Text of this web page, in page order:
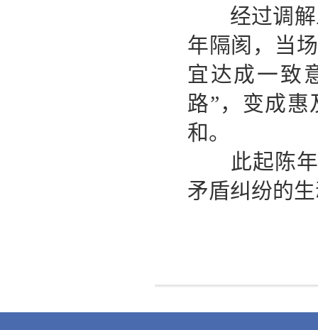
经过调解
年隔阂，当
宜达成一致
路”，变成
和。
此起陈年
矛盾纠纷的